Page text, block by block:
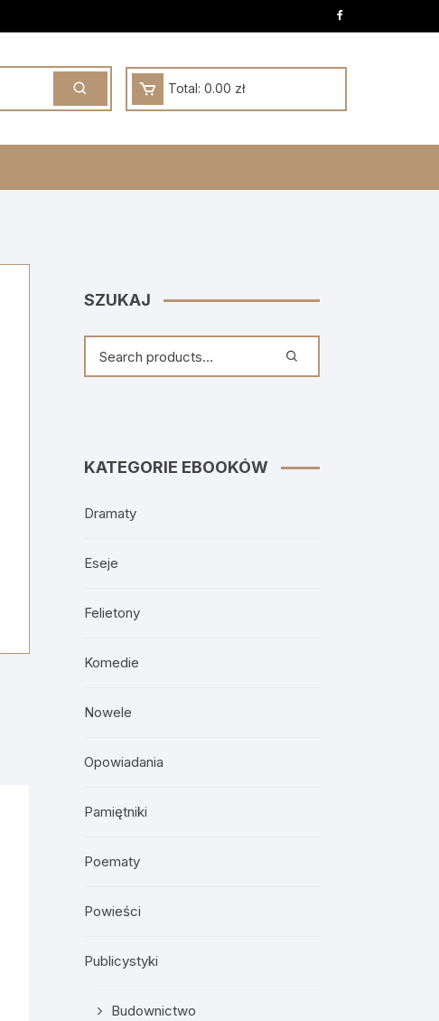
Total: 0.00 zł
SZUKAJ
KATEGORIE EBOOKÓW
Dramaty
Eseje
Felietony
Komedie
Nowele
Opowiadania
Pamiętniki
Poematy
Powieści
Publicystyki
Budownictwo